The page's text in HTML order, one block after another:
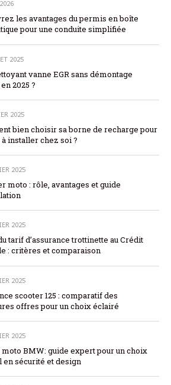
les avantages du permis en boîte
pour une conduite simplifiée
2025
vanne EGR sans démontage
2025 ?
2025
bien choisir sa borne de recharge pour
installer chez soi ?
2025
moto : rôle, avantages et guide
2025
tarif d’assurance trottinette au Crédit
: critères et comparaison
2025
scooter 125 : comparatif des
offres pour un choix éclairé
2025
moto BMW: guide expert pour un choix
en sécurité et design